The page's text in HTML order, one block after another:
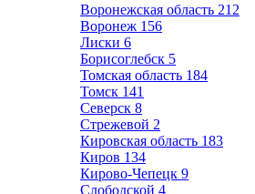
Воронежская область 212
Воронеж 156
Лиски 6
Борисоглебск 5
Томская область 184
Томск 141
Северск 8
Стрежевой 2
Кировская область 183
Киров 134
Кирово-Чепецк 9
Слободской 4